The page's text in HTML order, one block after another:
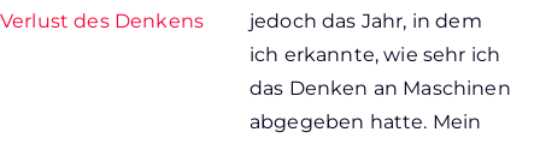
Verlust des Denkens
jedoch das Jahr, in dem
ich erkannte, wie sehr ich
das Denken an Maschinen
abgegeben hatte. Mein